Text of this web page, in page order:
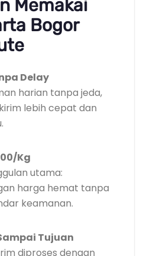
Memakai
Bogor
Delay
harian tanpa jeda,
lebih cepat dan
Kg
utama:
harga hemat tanpa
keamanan.
Tujuan
diproses dengan